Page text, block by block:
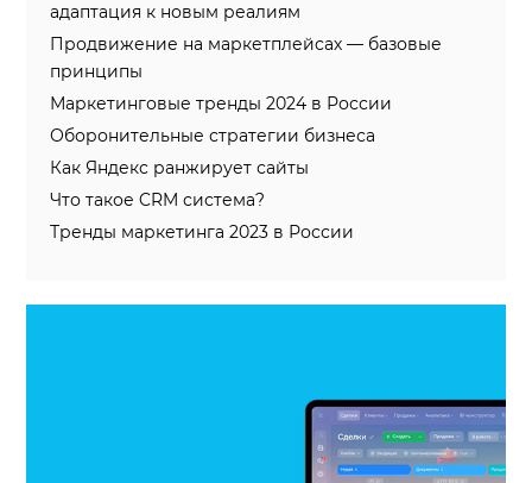
адаптация к новым реалиям
Продвижение на маркетплейсах — базовые
принципы
Маркетинговые тренды 2024 в России
Оборонительные стратегии бизнеса
Как Яндекс ранжирует сайты
Что такое CRM система?
Тренды маркетинга 2023 в России